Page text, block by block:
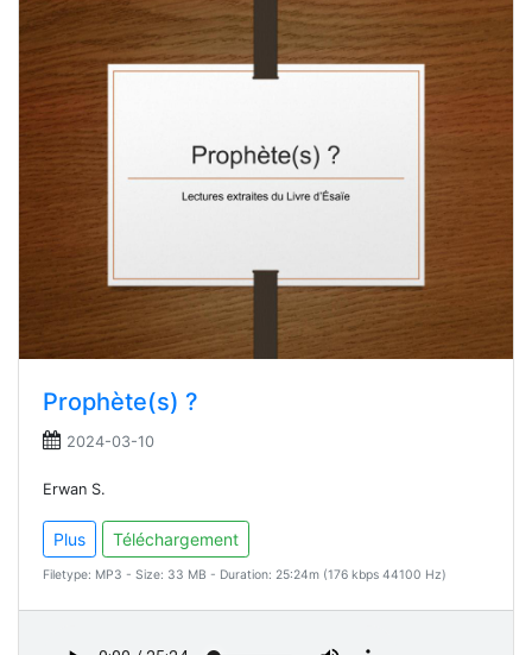
Prophète(s) ?
2024-03-10
Erwan S.
Plus Téléchargement
Filetype: MP3 - Size: 33 MB - Duration: 25:24m (176 kbps 44100 Hz)